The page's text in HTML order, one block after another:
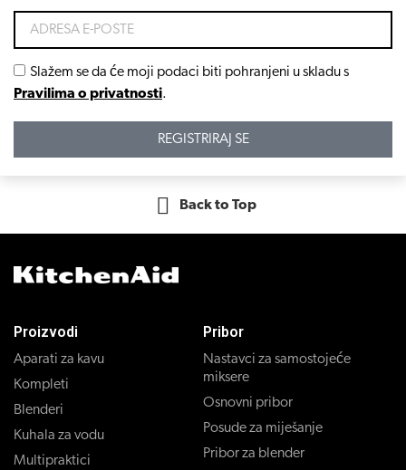
Slažem se da će moji podaci biti pohranjeni u skladu s
Pravilima o privatnosti.
REGISTRIRAJ SE
Back to Top
Proizvodi
Aparati za kavu
Kompleti
Blenderi
Kuhala za vodu
Multipraktici
Pribor
Nastavci za samostojeće
miksere
Osnovni pribor
Posude za miješanje
Pribor za blender